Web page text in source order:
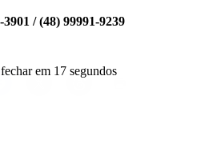
3901 / (48) 99991-9239
em 16segundos